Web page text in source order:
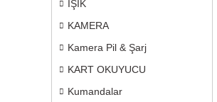
IŞIK
KAMERA
Kamera Pil & Şarj
KART OKUYUCU
Kumandalar